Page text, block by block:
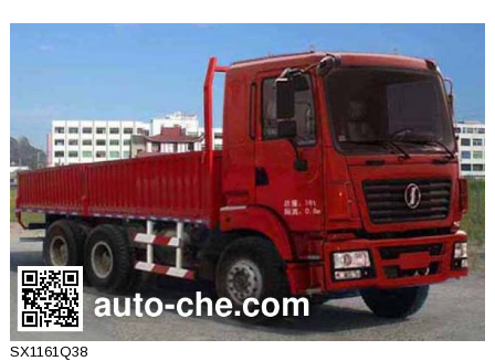
SX1161Q38